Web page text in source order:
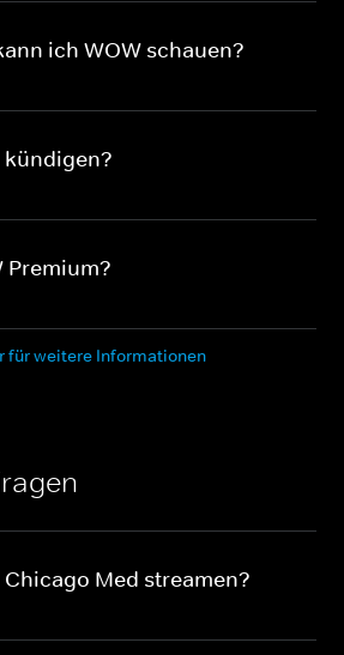
ich WOW schauen?
kündigen?
Premium?
für weitere Informationen
Med streamen?